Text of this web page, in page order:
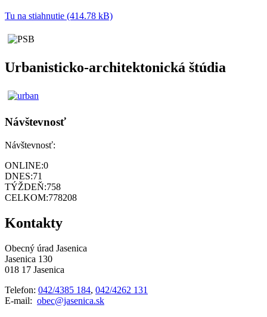
Tu na stiahnutie (414.78 kB)
Urbanisticko-architektonická štúdia
Návštevnosť
Návštevnosť:
ONLINE:0
DNES:71
TÝŽDEŇ:758
CELKOM:778208
Kontakty
Obecný úrad Jasenica
Jasenica 130
018 17 Jasenica
Telefon: 042/4385 184, 042/4262 131
E-mail: obec@jasenica.sk